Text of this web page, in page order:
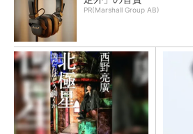
PR(Marshall Group AB)